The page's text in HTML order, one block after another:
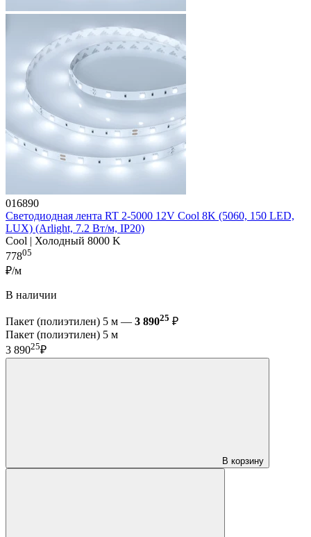
016890
Светодиодная лента RT 2-5000 12V Cool 8K (5060, 150 LED,
LUX) (Arlight, 7.2 Вт/м, IP20)
Cool | Холодный 8000 K
77805
₽/м
В наличии
Пакет (полиэтилен) 5 м — 3 89025 ₽
Пакет (полиэтилен) 5 м
3 89025₽
В корзину